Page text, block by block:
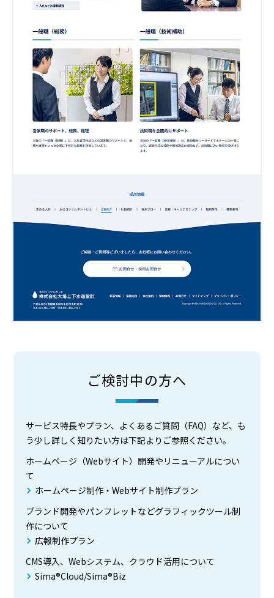
ご検討中の方へ
サービス特長やプラン、よくあるご質問（FAQ）など、も
う少し詳しく知りたい方は下記よりご参照ください。
ホームページ（Webサイト）開発やリニューアルについ
て
ホームページ制作・Webサイト制作プラン
ブランド開発やパンフレットなどグラフィックツール制
作について
広報制作プラン
CMS導入、Webシステム、クラウド活用について
Sima®Cloud/Sima®Biz